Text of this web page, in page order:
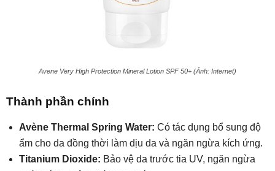
Avene Very High Protection Mineral Lotion SPF 50+ (Ảnh: Internet)
Thành phần chính
Avène Thermal Spring Water: Có tác dụng bổ sung độ
ẩm cho da đồng thời làm dịu da và ngăn ngừa kích ứng.
Titanium Dioxide: Bảo vệ da trước tia UV, ngăn ngừa